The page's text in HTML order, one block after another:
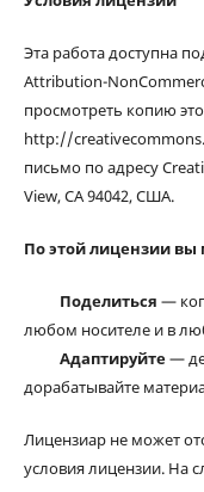
Эта работа доступна
Attribution-
просмотреть копию
http://
письмо по адресу
View, CA 94042, США.
По этой лицензии вы
Поделиться —
любом носителе и в
Адаптируйте—
дорабатывайте
Лицензиар не может
условия лицензии. На